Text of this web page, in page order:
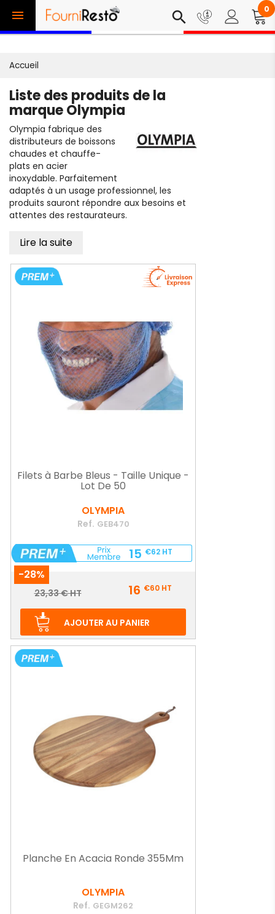
 search 0
Accueil
Liste des produits de la
marque Olympia
Olympia fabrique des
distributeurs de boissons
chaudes et chauffe-
plats en acier
inoxydable. Parfaitement
adaptés à un usage professionnel, les
produits sauront répondre aux besoins et
attentes des restaurateurs.
Lire la suite
Filets à Barbe Bleus - Taille Unique -
Lot De 50
OLYMPIA
Ref. GEB470
15 €62HT
-28%
Prix
Prix
base
23,33 € HT 16 €60HT
AJOUTER AU PANIER
Planche En Acacia Ronde 355Mm
OLYMPIA
Ref. GEGM262